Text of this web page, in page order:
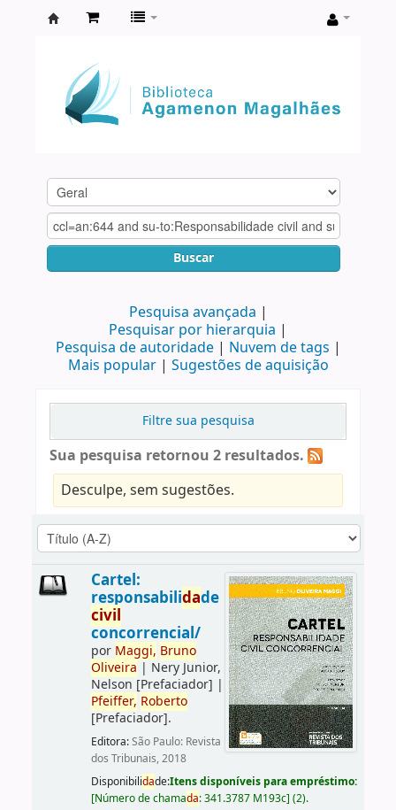
Agamenon
Magalhães
Buscar
Pesquisa avançada
Pesquisar por hierarquia
Pesquisa de autoridade
Nuvem de tags
Mais popular
Sugestões de aquisição
Filtre sua pesquisa
Sua pesquisa retornou 2 resultados.
Desculpe, sem sugestões.
Cartel:
responsabilidade
civil
concorrencial/
por Maggi, Bruno
Oliveira | Nery Junior,
Nelson [Prefaciador] |
Pfeiffer, Roberto
[Prefaciador].
Editora:São Paulo: Revista
dos Tribunais, 2018
Disponibilidade:Itens disponíveis para empréstimo:
[Número de chamada:341.3787 M193c] (2).